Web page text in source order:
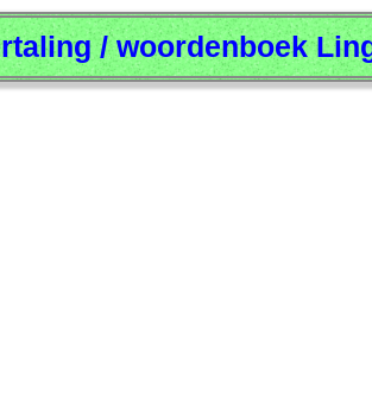
/ woordenboek